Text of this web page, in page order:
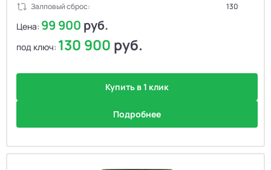
Залповый сброс:
130
Цена: 99 900 руб.
под ключ: 130 900 руб.
Купить в 1 клик
Подробнее